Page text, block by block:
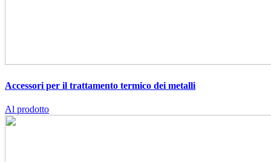
Accessori per il trattamento termico dei metalli
Al prodotto